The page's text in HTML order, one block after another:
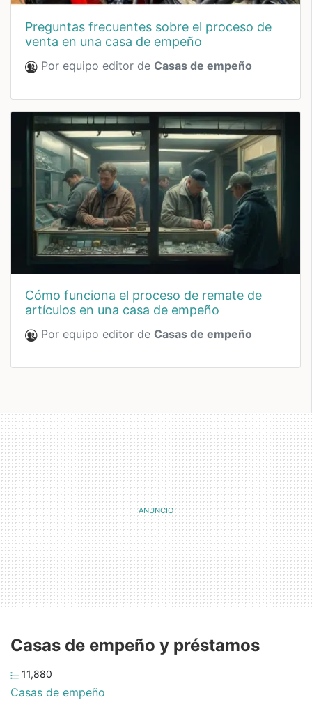
preguntas frecuentes sobre el proceso de
venta en una casa de empeño
Por equipo editor de Casas de empeño
cómo funciona el proceso de remate de
artículos en una casa de empeño
Por equipo editor de Casas de empeño
Casas de empeño y préstamos
11,880
Casas de empeño